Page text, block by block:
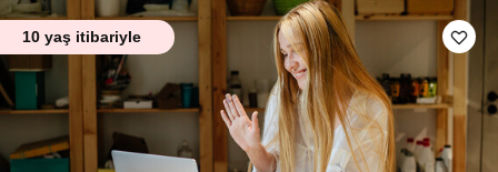
10 yaş itibariyle